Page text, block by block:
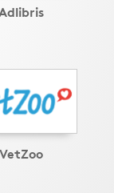
Adlibris
VetZoo